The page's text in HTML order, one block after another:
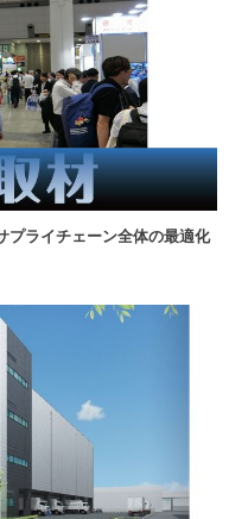
プライチェーン全体の最適化